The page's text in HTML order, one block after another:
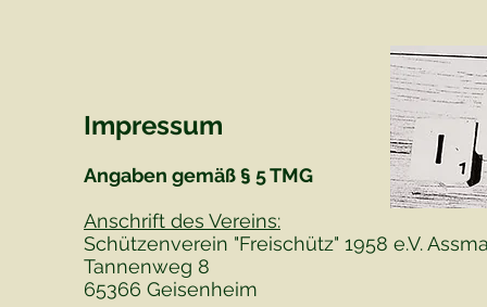
Impressum
Angaben gemäß § 5 TMG
Anschrift des Vereins:
Schützenverein "Freischütz" 1958 e.V.
Tannenweg 8
65366 Geisenheim